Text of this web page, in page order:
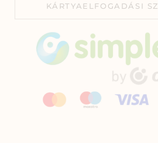
KÁRTYAELFOGADÁSI